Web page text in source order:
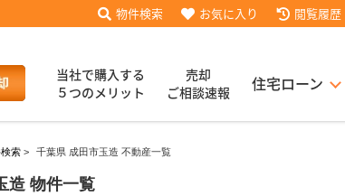
物件検索 お気に入り 閲覧履歴
当社で購入する
５つのメリット
売却
ご相談速報
住宅ローン
限定】お客様の声
査定依頼
索 > 千葉県 成田市玉造 不動産一覧
造 物件一覧